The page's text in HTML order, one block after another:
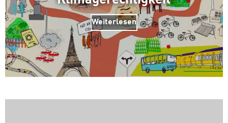
Weiterlesen